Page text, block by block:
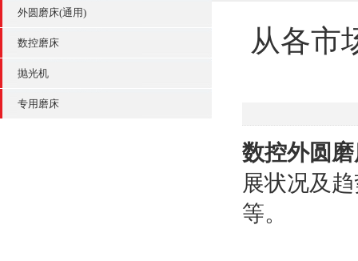
外圆磨床(通用)
数控磨床
抛光机
专用磨床
从各市
数控外圆
展状况及
等。